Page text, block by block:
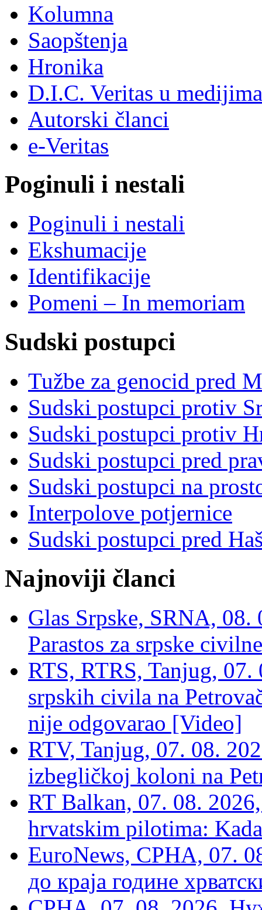
Kolumna
Saopštenja
Hronika
D.I.C. Veritas u medijima
Autorski članci
e-Veritas
Poginuli i nestali
Poginuli i nestali
Ekshumacije
Identifikacije
Pomeni – In memoriam
Sudski postupci
Tužbe za genocid pred
Sudski postupci protiv
Sudski postupci protiv
Sudski postupci pred
Sudski postupci na
Interpolove potjernice
Sudski postupci pred
Najnoviji članci
Glas Srpske, SRNA,
Parastos za srpske
RTS, RTRS, Tanjug,
srpskih civila na
nije odgovarao [Video]
RTV, Tanjug, 07. 08.
izbegličkoj koloni na
RT Balkan, 07. 08.
hrvatskim pilotima:
EuroNews, СРНА, 07.
до краја године